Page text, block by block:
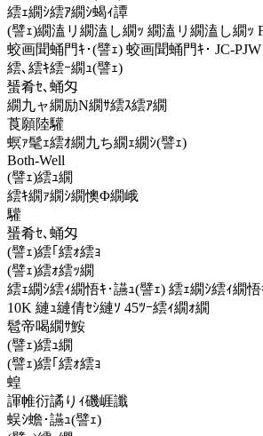
繧ｪ繝ｼ繧ｱ繝ｼ蝎ｨ譚
(譬ｪ)繝溘リ繝溘し繝ｯ 繝溘リ繝溘し繝ｯ
蛟画聞蛹門ｷ･(譬ｪ) 蛟画聞蛹門ｷ･ JC-
繧､繧ｷ繧ｰ繝ｭ(譬ｪ)
蜑肴ｾ､蛹匁
繝九ャ繝励Ν繝ｻ繧ｽ繧ｱ繝
莨願陸驩
螟ｧ髦ｪ繧ｵ繝九ち繝ｪ繝ｼ(譬ｪ)
Both-Well
(譬ｪ)繧ｭ繝
繧ｷ繝ｧ繝ｼ繝懊Φ繝峨
驩
蜑肴ｾ､蛹匁
(譬ｪ)繧｢繧ｫ繧ｮ
(譬ｪ)繧ｫ繧ｯ繝
繧ｪ繝ｼ繧ｨ繝悟ｷ･讌ｭ(譬ｪ) 繧ｪ繝ｼ繧ｨ繝悟
10K 縺ｭ縺倩ｾｼ縺ｿ 45ﾂｰ繧ｨ繝ｫ繝
髱帝喝繝ｻ鮟
(譬ｪ)繧ｭ繝
(譬ｪ)繧｢繧ｫ繧ｮ
蝗
諢帷衍譎りｨ磯崕讖
蜈ｼ蟾･讌ｭ(譬ｪ)